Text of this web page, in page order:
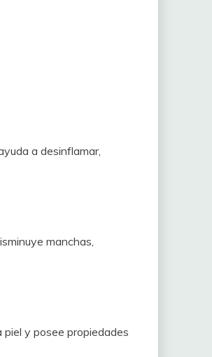
a desinflamar,
manchas,
y posee propiedades